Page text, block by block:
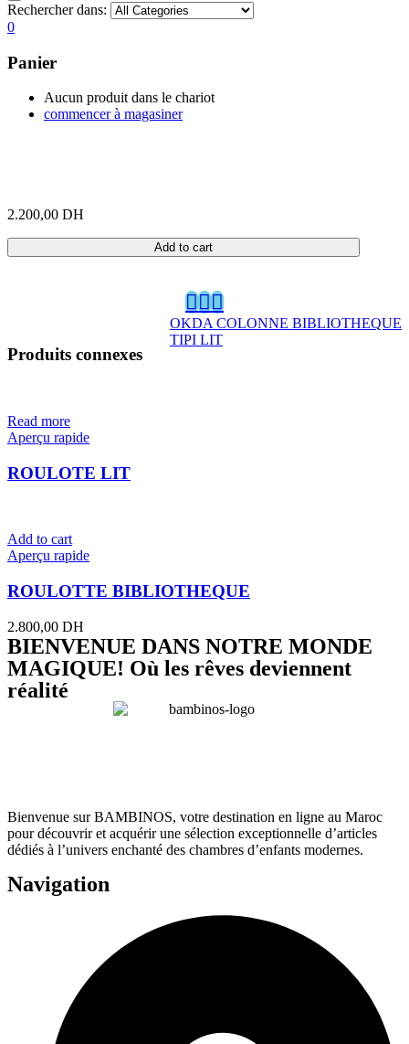
Rechercher dans:
0
Panier
Aucun produit dans le chariot
commencer à magasiner
2.200,00 DH
Add to cart
OKDA COLONNE BIBLIOTHEQUE
TIPI LIT
Produits connexes
Read more
Aperçu rapide
ROULOTE LIT
Add to cart
Aperçu rapide
ROULOTTE BIBLIOTHEQUE
2.800,00 DH
BIENVENUE DANS NOTRE MONDE
MAGIQUE! Où les rêves deviennent
réalité
Bienvenue sur BAMBINOS, votre destination en ligne au Maroc
pour découvrir et acquérir une sélection exceptionnelle d’articles
dédiés à l’univers enchanté des chambres d’enfants modernes.
Navigation